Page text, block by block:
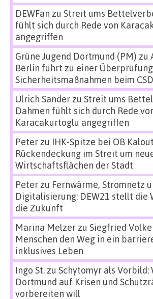
DEWFan zu Streit ums
fühlt sich durch Rede von
angegriffen
Grüne Jugend Dortmund (PM) zu
Berlin führt zu einer
Sicherheitsmaßnahmen beim
Ulrich Sanderzu Streit ums
Dahmen fühlt sich durch Rede
Karacakurtoglu angegriffen
Peterzu IHK-Spitze bei OB
Rückendeckung im Streit um
Wirtschaftsflächen der Stadt
Peterzu Fernwärme, Stromnetz
Digitalisierung: DEW21 stellt die
die Zukunft
Marina Melzerzu Siegfried
Menschen den Weg in ein
inklusives Leben
Ingo St.zu Schytomyr als Vorbild:
Dortmund auf Krisen und
vorbereiten will